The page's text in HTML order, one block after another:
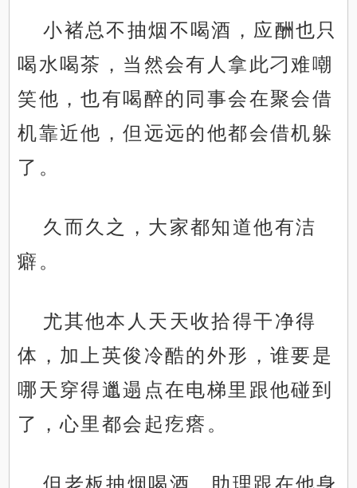
小褚总不抽烟不喝酒，应酬也只
喝水喝茶，当然会有人拿此刁难嘲
笑他，也有喝醉的同事会在聚会借
机靠近他，但远远的他都会借机躲
了。
久而久之，大家都知道他有洁
癖。
尤其他本人天天收拾得干净得
体，加上英俊冷酷的外形，谁要是
哪天穿得邋遢点在电梯里跟他碰到
了，心里都会起疙瘩。
但老板抽烟喝酒，助理跟在他身